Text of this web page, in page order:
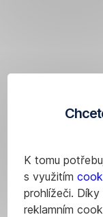
K tomu
s využitím
prohlížeči.
reklamním